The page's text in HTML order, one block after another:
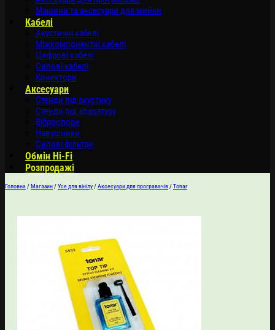
Машини та аксесуари для мийки
Кабелі
Акустичні кабелі
Міжкомпонентні кабелі
Цифрові кабелі
Силові кабелі
Конектори
Аксесуари
Стенди під акустику
Стенди під апаратуру
Віброопори
Навушники
Силові фільтри
Обмін Hi-Fi
Розпродажі
Головна /Магазин /Усе для вінілу /Аксесуари для програвачів /Tonar